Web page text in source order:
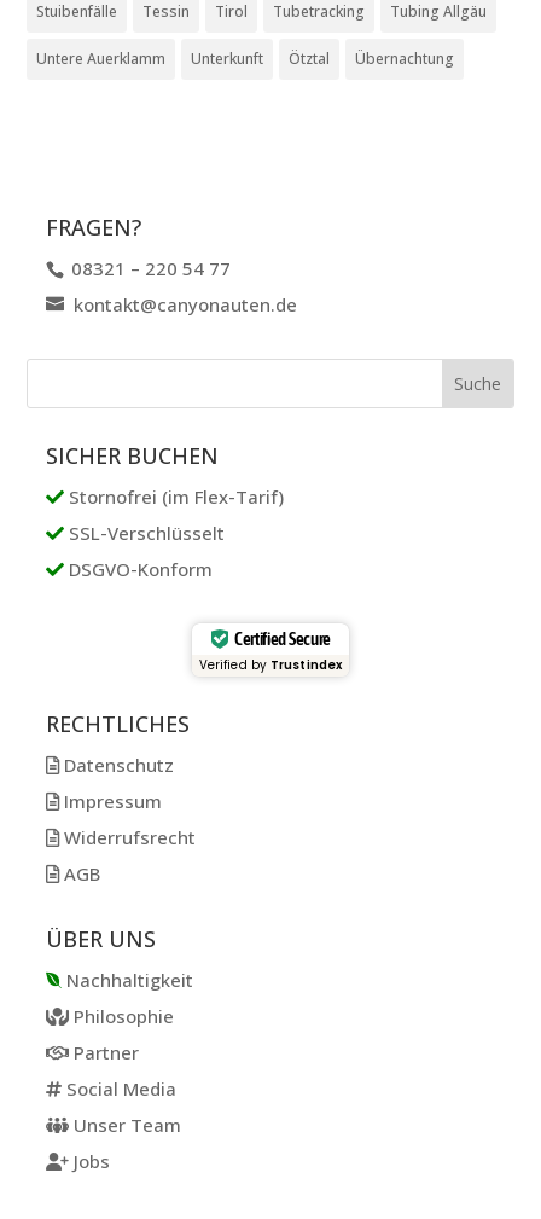
Stuibenfälle Tessin Tirol Tubetracking Tubing Allgäu
Untere Auerklamm Unterkunft Ötztal Übernachtung
FRAGEN?
08321 – 220 54 77
kontakt@canyonauten.de
SICHER BUCHEN
Stornofrei (im Flex-Tarif)
SSL-Verschlüsselt
DSGVO-Konform
Certified Secure
Verified by Trustindex
RECHTLICHES
Datenschutz
Impressum
Widerrufsrecht
AGB
ÜBER UNS
Nachhaltigkeit
Philosophie
Partner
Social Media
Unser Team
Jobs